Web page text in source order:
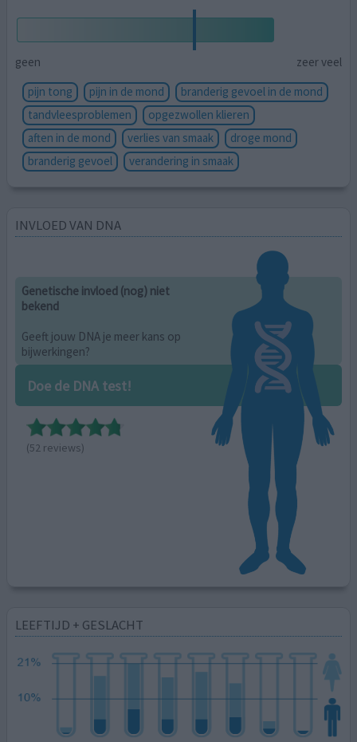
geen
zeer veel
pijn tong
pijn in de mond
branderig gevoel in de mond
tandvleesproblemen
opgezwollen klieren
aften in de mond
verlies van smaak
droge mond
branderig gevoel
verandering in smaak
INVLOED VAN DNA
Genetische invloed (nog) niet
bekend
Geeft jouw DNA je meer kans op
bijwerkingen?
Doe de DNA test!
(52 reviews)
LEEFTIJD + GESLACHT